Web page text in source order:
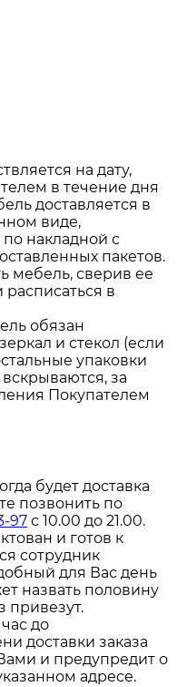
на дату,
в течение дня
доставляется в
виде,
накладной с
пакетов.
мебель, сверив ее
в
обязан
и стекол (если
упаковки
за
Покупателем
будет доставка
позвонить по
97 с 10.00 до 21.00.
и готов к
сотрудник
для Вас день
назвать половину
привезут.
до
доставки заказа
и предупредит о
адресе.